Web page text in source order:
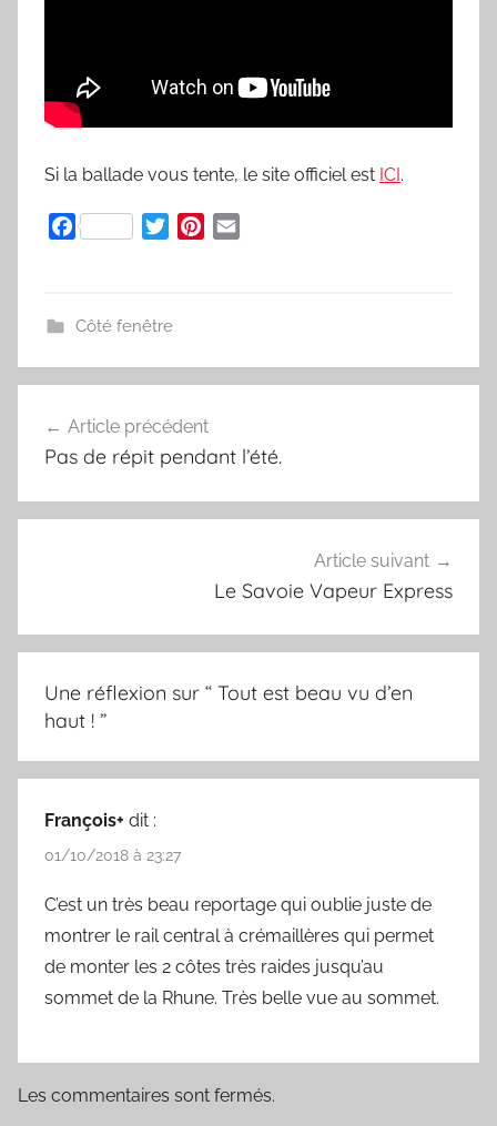
Si la ballade vous tente, le site officiel est ICI .
F
b
o
t
r
e
t
Côté fenêtre
Navigation
de
l’article
Article précédent
Pas de répit pendant l’été.
Article suivant
Le Savoie Vapeur Express
Une réflexion sur “ Tout est beau vu d’en
haut ! ”
François+ dit :
01/10/2018 à 23:27
C’est un très beau reportage qui oublie juste de
montrer le rail central à crémaillères qui permet
de monter les 2 côtes très raides jusqu’au
sommet de la Rhune. Très belle vue au sommet.
Les commentaires sont fermés.